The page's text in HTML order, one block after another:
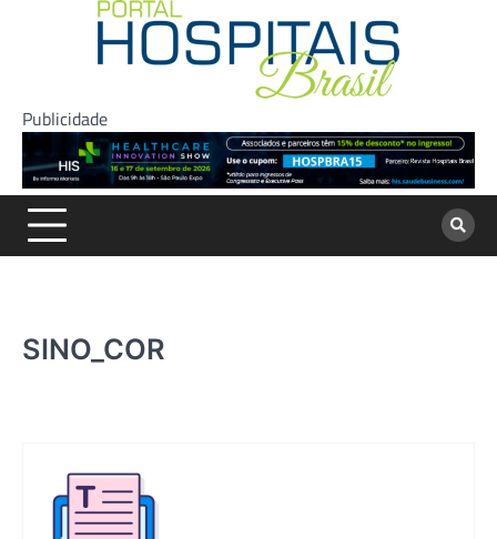
Publicidade
SINO_COR